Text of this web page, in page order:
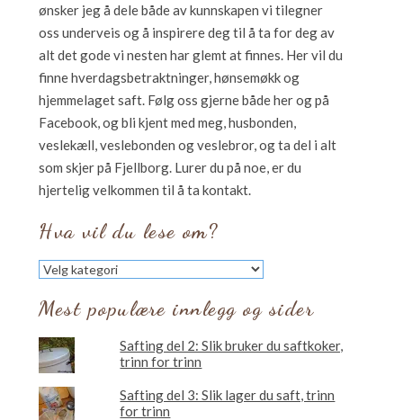
ønsker jeg å dele både av kunnskapen vi tilegner
oss underveis og å inspirere deg til å ta for deg av
alt det gode vi nesten har glemt at finnes. Her vil du
finne hverdagsbetraktninger, hønsemøkk og
hjemmelaget saft. Følg oss gjerne både her og på
Facebook, og bli kjent med meg, husbonden,
veslekæll, veslebonden og veslebror, og ta del i alt
som skjer på Fjellborg. Lurer du på noe, er du
hjertelig velkommen til å ta kontakt.
Hva vil du lese om?
Hva
vil
du
lese
Mest populære innlegg og sider
Safting del 2: Slik bruker du saftkoker,
trinn for trinn
Safting del 3: Slik lager du saft, trinn
for trinn